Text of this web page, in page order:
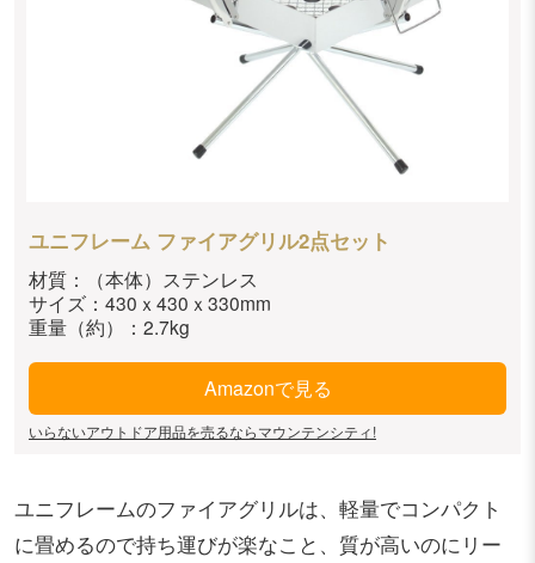
ユニフレーム ファイアグリル2点セット
材質：（本体）ステンレス
サイズ：430ｘ430ｘ330mm
重量（約）：2.7kg
Amazonで見る
いらないアウトドア用品を売るならマウンテンシティ!
ユニフレームのファイアグリルは、軽量でコンパクト
に畳めるので持ち運びが楽なこと、質が高いのにリー